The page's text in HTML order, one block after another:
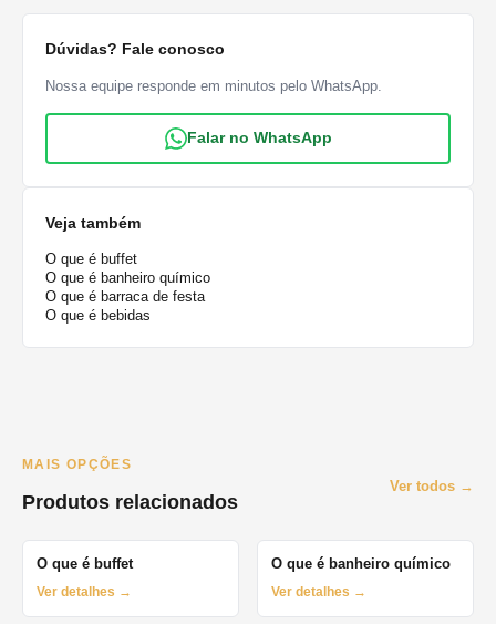
Dúvidas? Fale conosco
Nossa equipe responde em minutos pelo WhatsApp.
Falar no WhatsApp
Veja também
O que é buffet
O que é banheiro químico
O que é barraca de festa
O que é bebidas
MAIS OPÇÕES
Produtos relacionados
Ver todos →
O que é buffet
Ver detalhes →
O que é banheiro químico
Ver detalhes →